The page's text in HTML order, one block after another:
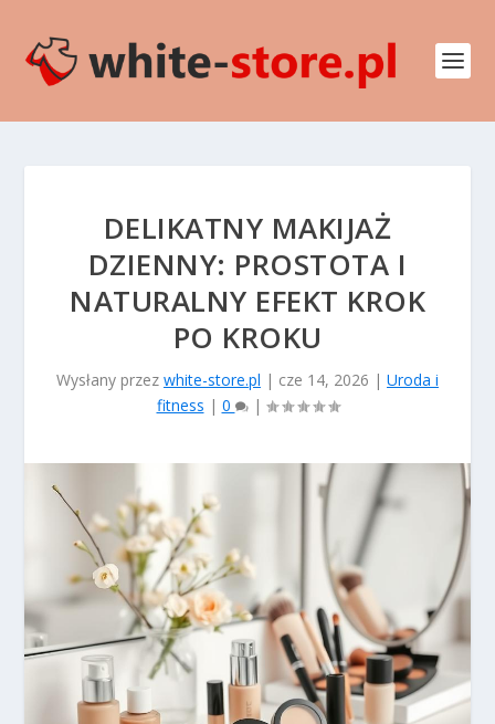
DELIKATNY MAKIJAŻ
DZIENNY: PROSTOTA I
NATURALNY EFEKT KROK
PO KROKU
Wysłany przez white-store.pl | cze 14, 2026 | Uroda i
fitness | 0 |